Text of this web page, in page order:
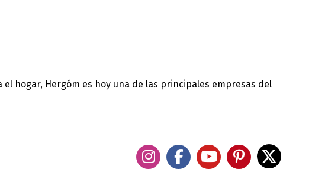
hogar, Hergóm es hoy una de las principales empresas del